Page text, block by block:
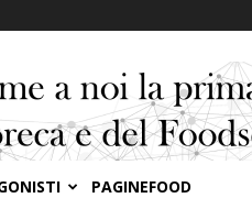
PAGINEFOOD